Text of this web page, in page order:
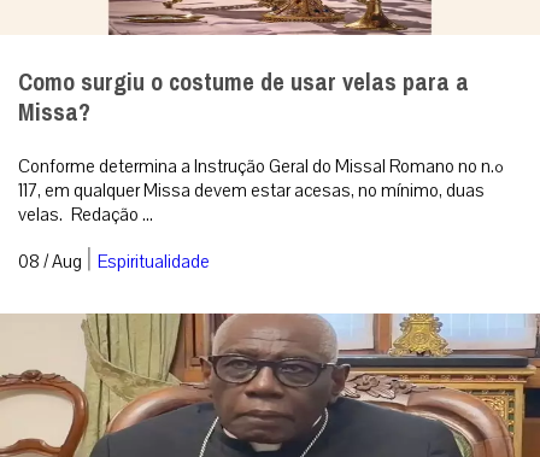
Como surgiu o costume de usar velas para a
Missa?
Conforme determina a Instrução Geral do Missal Romano no n.º
117, em qualquer Missa devem estar acesas, no mínimo, duas
velas. Redação ...
08 / Aug | Espiritualidade